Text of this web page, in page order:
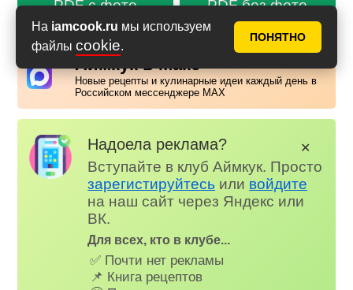
На iamcook.ru мы используем
файлы cookie.
ПОНЯТНО
PDF с фото PDF без фото
Аймкук в Макс
Новые рецепты и кулинарные идеи каждый день в
Российском мессенджере MAX
Надоела реклама?
Вступайте в клуб Аймкук. Просто
зарегистируйтесь или войдите
на наш сайт через Яндекс или
ВК.
Для всех, кто в клубе...
✅ Почти нет рекламы
📌 Книга рецептов
✕